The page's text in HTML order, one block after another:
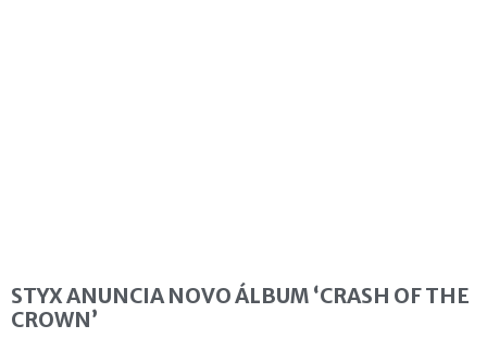
STYX ANUNCIA NOVO ÁLBUM ‘CRASH OF THE
CROWN’